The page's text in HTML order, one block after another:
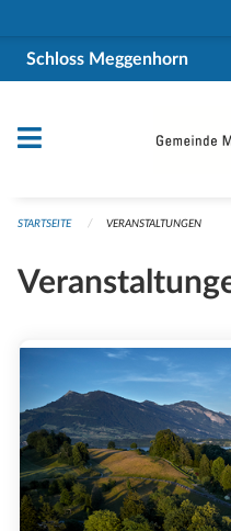
Schloss Meggenhorn
STARTSEITE VERANSTALTUNGEN